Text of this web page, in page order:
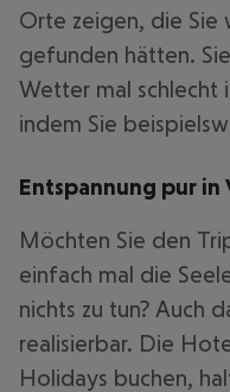
Orte zeigen, die Sie
gefunden hätten.
Wetter mal schlecht
indem Sie
Entspannung pur in
Möchten Sie den
einfach mal die
nichts zu tun? Auch
realisierbar. Die
Holidays buchen,